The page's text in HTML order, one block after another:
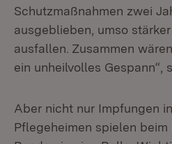
Schutzmaßnahmen zwei
ausgeblieben, umso
ausfallen. Zusammen
ein unheilvolles Gespann“,
Aber nicht nur Impfungen
Pflegeheimen spielen